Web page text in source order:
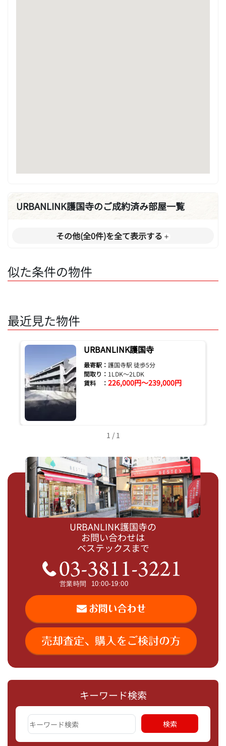
キーワード検索
URBANLINK護国寺のご成約済み部屋一覧
その他(全0件)を全て表示する
似た条件の物件
最近見た物件
URBANLINK護国寺
最寄駅： 護国寺駅 徒歩5分
間取り： 1LDK～2LDK
賃料 ： 226,000円～239,000円
1 / 1
URBANLINK護国寺の
お問い合わせは
ベステックスまで